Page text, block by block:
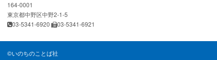
164-0001
東京都中野区中野2-1-5
03-5341-6920
03-5341-6921
©いのちのことば社